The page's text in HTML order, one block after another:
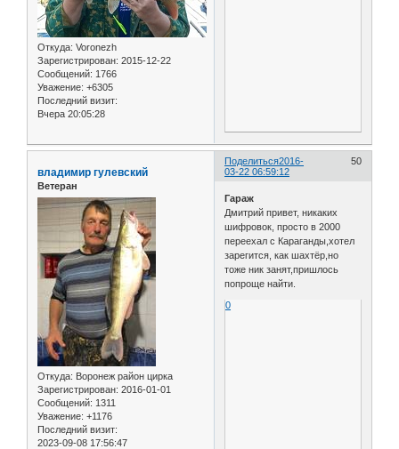
Откуда: Voronezh
Зарегистрирован: 2015-12-22
Сообщений: 1766
Уважение: +6305
Последний визит:
Вчера 20:05:28
Поделиться 50
2016-
03-22 06:59:12
владимир гулевский
Ветеран
Откуда: Воронеж район цирка
Зарегистрирован: 2016-01-01
Сообщений: 1311
Уважение: +1176
Последний визит:
2023-09-08 17:56:47
Гараж
Дмитрий привет, никаких
шифровок, просто в 2000
переехал с Караганды,хотел
зарегится, как шахтёр,но
тоже ник занят,пришлось
попроще найти.
0